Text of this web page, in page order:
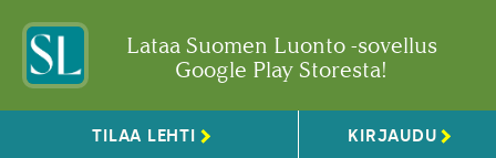
Lataa Suomen Luonto -sovellus
Google Play Storesta!
TILAA LEHTI KIRJAUDU